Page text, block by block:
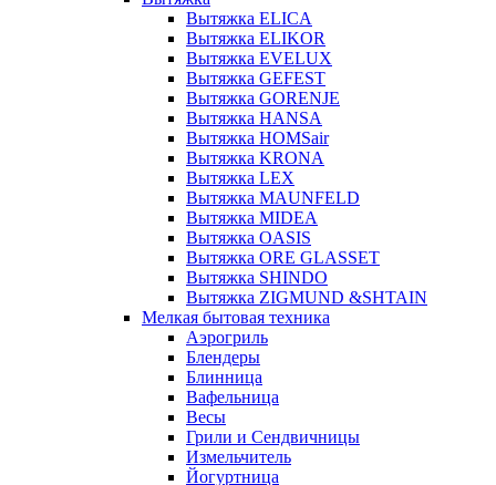
Вытяжка ELICA
Вытяжка ELIKOR
Вытяжка EVELUX
Вытяжка GEFEST
Вытяжка GORENJE
Вытяжка HANSA
Вытяжка HOMSair
Вытяжка KRONA
Вытяжка LEX
Вытяжка MAUNFELD
Вытяжка MIDEA
Вытяжка OASIS
Вытяжка ORE GLASSET
Вытяжка SHINDO
Вытяжка ZIGMUND &SHTAIN
Мелкая бытовая техника
Аэрогриль
Блендеры
Блинница
Вафельница
Весы
Грили и Сендвичницы
Измельчитель
Йогуртница